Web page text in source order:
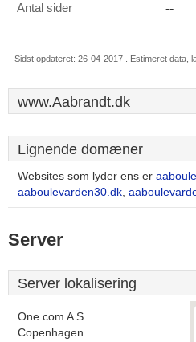
Antal sider --
Sidst opdateret: 26-04-2017 . Estimeret data,
www.Aabrandt.dk
Lignende domæner
Websites som lyder ens er
aaboulevarden30.dk,
Server
Server lokalisering
One.com A S
Copenhagen